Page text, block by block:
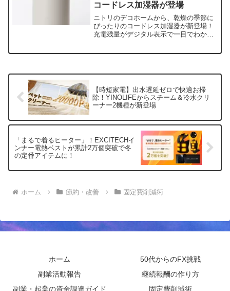
コードレス加湿器が登場
ニトリのデコホームから、乾燥の季節に
ぴったりのコードレス加湿器が新登場！
充電残量がデジタル表示で一目でわかる
【時短家電】出水遅延ゼロで快適お掃
除！YINOLIFEからスチーム＆冷水クリ
ーナー2機種が新登場
「まるで着るヒーター」！EXCITECHイ
ンナー電熱ベストが累計2万個突破で冬
の定番アイテムに！
ホーム 節約・改善 固定費削減術
ホーム
50代からのFX挑戦
副業活動報告
継続報酬の作り方
副業・起業の資金調達ガイド
固定費削減術